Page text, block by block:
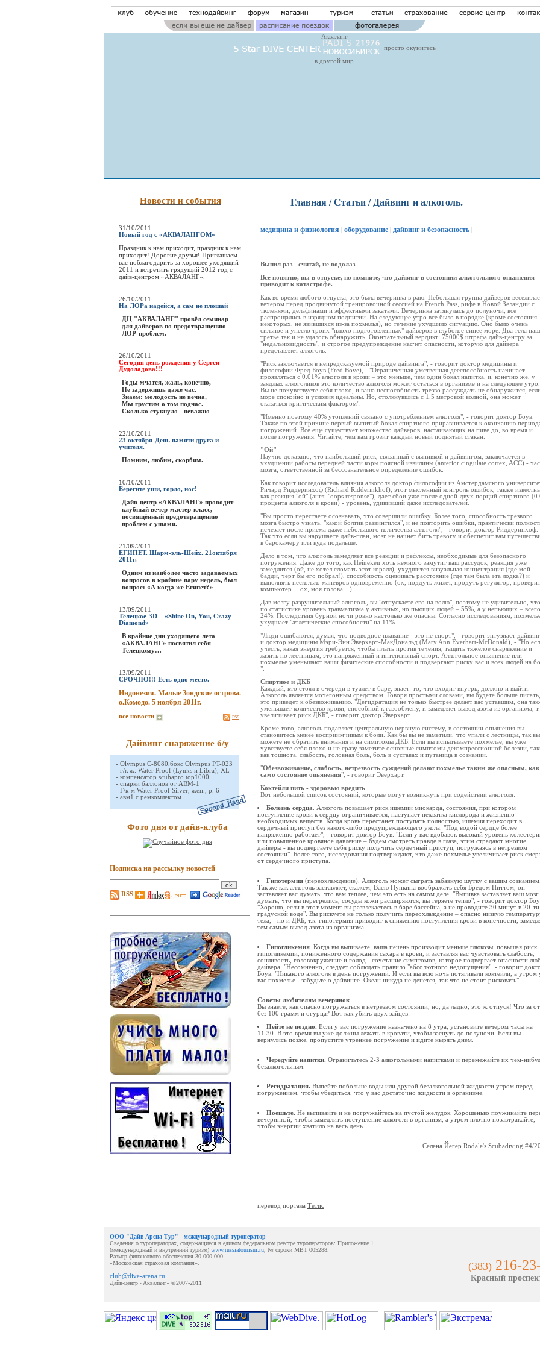
Акваланг
просто окунитесь
в другой мир
Новости и события
31/10/2011
Новый год с «АКВАЛАНГОМ»
Праздник к нам приходит, праздник к нам
приходит! Дорогие друзья! Приглашаем
вас поблагодарить за хорошее уходящий
2011 и встретить грядущий 2012 год с
дайв-центром «АКВАЛАНГ».
26/10/2011
На ЛОРа надейся, а сам не плошай
ДЦ "АКВАЛАНГ" провёл семинар
для дайверов по предотвращению
ЛОР-проблем.
26/10/2011
Сегодня день рождения у Сергея
Дудоладова!!!
Годы мчатся, жаль, конечно,
Не задержишь даже час.
Знаем: молодость не вечна,
Мы грустим о том подчас.
Сколько стукнуло - неважно
22/10/2011
23 октября-День памяти друга и
учителя.
Помним, любим, скорбим.
10/10/2011
Берегите уши, горло, нос!
Дайв-центр «АКВАЛАНГ» проводит
клубный вечер-мастер-класс,
посвящённый предотвращению
проблем с ушами.
21/09/2011
ЕГИПЕТ. Шарм-эль-Шейх. 21октября
2011г.
Одним из наиболее часто задаваемых
вопросов в крайние пару недель, был
вопрос: «А когда же Египет?»
13/09/2011
Телецкое-3D – «Shine On, You, Crazy
Diamond»
В крайние дни уходящего лета
«АКВАЛАНГ» посвятил себя
Телецкому…
13/09/2011
СРОЧНО!!! Есть одно место.
Индонезия. Малые Зондские острова.
о.Комодо. 5 ноября 2011г.
все новости rss
Дайвинг снаряжение б/у
- Olympus C-8080,бокс Olympus PT-023
- г/к ж. Water Proof (Lynks и Libra), XL
- компенсатор scubapro top1000
- спарки баллонов от АВМ-1
- Г/к-м Water Proof Silver, жен., р. 6
- авм1 с ремкомлектом
Фото дня от дайв-клуба
Подписка на рассылку новостей
RSS
Главная /Статьи / Дайвинг и алкоголь.
медицина и физиология оборудование дайвинг и безопасность
Выпил раз - считай, не водолаз
Все понятно, вы в отпуске, но помните, что дайвинг в состоянии алкогольного опьянения
приводит к катастрофе.
Как во время любого отпуска, это была вечеринка в раю. Небольшая группа дайверов
вечером перед продвинутой тренировочной сессией на French Pass, рифе в Новой Зеландии с
тюленями, дельфинами и эффектными закатами. Вечеринка затянулась до полуночи, все
распрощались в изрядном подпитии. На следующее утро все было в порядке (кроме состояния
некоторых, не явившихся из-за похмелья), но течение ухудшило ситуацию. Оно было очень
сильное и унесло троих "плохо подготовленных" дайверов в глубокое синее море. Два тела
третье так и не удалось обнаружить. Окончательный вердикт: 75000$ штрафа дайв-центру за
"недальновидность", и строгое предупреждение насчет опасности, которую для дайвера
представляет алкоголь.
"Риск заключается в непредсказуемой природе дайвинга", - говорит доктор медицины и
философии Фред Боув (Fred Bove), - "Ограниченная умственная дееспособность начинает
проявляться с 0.01% алкоголя в крови – это меньше, чем один бокал напитка, и, конечно же, у
заядлых алкоголиков это количество алкоголя может остаться в организме и на следующее утро.
Вы не почувствуете себя плохо, и ваша неспособность трезво рассуждать не обнаружится,
море спокойно и условия идеальны. Но, столкнувшись с 1.5 метровой волной, она может
оказаться критическим фактором".
"Именно поэтому 40% утоплений связано с употреблением алкоголя", - говорит доктор Боув.
Также по этой причине первый выпитый бокал спиртного приравнивается к окончанию
погружений. Все еще существует множество дайверов, настаивающих на пиве до, во время и
после погружения. Читайте, чем вам грозит каждый новый поднятый стакан.
"Ой"
Научно доказано, что наибольший риск, связанный с выпивкой и дайвингом, заключается в
ухудшении работы передней части коры поясной извилины (anterior cingulate cortex, ACC) -
мозга, ответственной за бессознательное определение ошибок.
Как говорит исследователь влияния алкоголя доктор философии из Амстердамского
Ричард Риддеринхоф (Richard Ridderinkhof), этот мысленный контроль ошибок, также
как реакция "ой" (англ. "oops response"), дает сбои уже после одной-двух порций спиртного
процента алкоголя в крови) - уровень, удививший даже исследователей.
"Вы просто перестаете осознавать, что совершили ошибку. Более того, способность трезвого
мозга быстро узнать, "какой болтик развинтился", и не повторить ошибки, практически
исчезает после приема даже небольшого количества алкоголя", - говорит доктор Риддеринхоф.
Так что если вы нарушаете дайв-план, мозг не начнет бить тревогу и обеспечит вам
в барокамеру или куда подальше.
Дело в том, что алкоголь замедляет все реакции и рефлексы, необходимые для безопасного
погружения. Даже до того, как Heineken хоть немного замутит ваш рассудок, реакция уже
замедлится (ой, не хотел сломать этот коралл), ухудшится визуальная концентрация (где мой
бадди, черт бы его побрал!), способность оценивать расстояние (где там была эта лодка?) и
выполнять несколько маневров одновременно (ох, поддуть жилет, продуть регулятор,
компьютер… ох, моя голова…).
Дав мозгу разрушительный алкоголь, вы "отпускаете его на волю", поэтому не удивительно, что
по статистике уровень травматизма у активных, но пьющих людей – 55%, а у непьющих – всего
24%. Последствия бурной ночи ровно настолько же опасны. Согласно исследованиям,
ухудшает "атлетические способности" на 11%.
"Люди ошибаются, думая, что подводное плавание - это не спорт", - говорит энтузиаст
и доктор медицины Мэри-Энн Эверхарт-МакДональд (Mary Ann Everhart-McDonald), - "Но
учесть, какая энергия требуется, чтобы плыть против течения, тащить тяжелое снаряжение и
лазить по лестницам, это напряженный и интенсивный спорт. Алкогольное опьянение или
похмелье уменьшают ваши физические способности и подвергают риску вас и всех людей на
".
Спиртное и ДКБ
Каждый, кто стоял в очереди в туалет в баре, знает: то, что входит внутрь, должно и выйти.
Алкоголь является мочегонным средством. Говоря простыми словами, вы будете больше
это приведет к обезвоживанию. "Дегидратация не только быстрее делает вас уставшим, она
уменьшает количество крови, способной к газообмену, и замедляет вывод азота из организма,
увеличивает риск ДКБ", - говорит доктор Эверхарт.
Кроме того, алкоголь подавляет центральную нервную систему, в состоянии опьянения вы
становитесь менее восприимчивым к боли. Как бы вы не заметили, что упали с лестницы, так вы
можете не обратить внимания и на симптомы ДКБ. Если вы испытываете похмелье, вы уже
чувствуете себя плохо и не сразу заметите основные симптомы декомпрессионной болезни,
как тошнота, слабость, головная боль, боль в суставах и путаница в сознании.
"Обезвоживание, слабость, нетрезвость суждений делают похмелье таким же опасным,
само состояние опьянения", - говорит Эверхарт.
Коктейли пить - здоровью вредить
Вот небольшой список состояний, которые могут возникнуть при содействии алкоголя:
Болезнь сердца . Алкоголь повышает риск ишемии миокарда, состояния, при котором
поступление крови к сердцу ограничивается, наступает нехватка кислорода и жизненно
необходимых веществ. Когда кровь перестанет поступать полностью, ишемия переходит в
сердечный приступ без какого-либо предупреждающего укола. "Под водой сердце более
напряженно работает", - говорит доктор Боув. "Если у вас вдобавок высокий уровень
или повышенное кровяное давление – будем смотреть правде в глаза, этим страдают многие
дайверы - вы подвергаете себя риску получить сердечный приступ, погружаясь в нетрезвом
состоянии". Более того, исследования подтверждают, что даже похмелье увеличивает риск
от сердечного приступа.
Гипотермия (переохлаждение). Алкоголь может сыграть забавную шутку с вашим сознанием.
Так же как алкоголь заставляет, скажем, Васю Пупкина воображать себя Бредом Питтом, он
заставляет вас думать, что вам теплее, чем это есть на самом деле. "Выпивка заставляет ваш мозг
думать, что вы перегрелись, сосуды кожи расширяются, вы теряете тепло", - говорит доктор
"Хорошо, если в этот момент вы развлекаетесь в баре бассейна, а не проводите 30 минут в 20-ти
градусной воде". Вы рискуете не только получить переохлаждение – опасно низкую
тела, - но и ДКБ, т.к. гипотермия приводит к снижению поступления крови в конечности,
тем самым вывод азота из организма.
Гипогликемия. Когда вы выпиваете, ваша печень производит меньше глюкозы, повышая риск
гипогликемии, пониженного содержания сахара в крови, и заставляя вас чувствовать слабость,
сонливость, головокружение и голод - сочетание симптомов, которое подвергает опасности
дайвера. "Несомненно, следует соблюдать правило "абсолютного недопущения", - говорит
Боув. "Никакого алкоголя в день погружений. И если вы всю ночь потягивали коктейли, а утром
вас похмелье - забудьте о дайвинге. Океан никуда не денется, так что не стоит рисковать".
Советы любителям вечеринок
Вы знаете, как опасно погружаться в нетрезвом состоянии, но, да ладно, это ж отпуск! Что за
без 100 грамм и огурца? Вот как убить двух зайцев:
Пейте не поздно. Если у вас погружение назначено на 8 утра, установите вечером часы на
11.30. В это время вы уже должны лежать в кровати, чтобы заснуть до полуночи. Если вы
вернулись позже, пропустите утреннее погружение и идите нырять днем.
Чередуйте напитки. Ограничьтесь 2-3 алкогольными напитками и перемежайте их чем-
безалкогольным.
Регидратация. Выпейте побольше воды или другой безалкогольной жидкости утром перед
погружением, чтобы убедиться, что у вас достаточно жидкости в организме.
Поешьте. Не выпивайте и не погружайтесь на пустой желудок. Хорошенько поужинайте
вечеринкой, чтобы замедлить поступление алкоголя в организм, а утром плотно позавтракайте,
чтобы энергии хватило на весь день.
Селена Йегер Rodale's Scubadiving #4/
перевод портала Тетис
ООО "Дайв-Арена Тур" - международный туроператор
Сведения о туроператорах, содержащиеся в едином федеральном реестре туроператоров: Приложение 1
(международный и внутренний туризм) www.russiatourism.ru , № строки MBT 005288.
Размер финансового обеспечения 30 000 000.
«Московская страховая компания».
club@dive-arena.ru
Дайв-центр «Акваланг» ©2007-2011
(383) 216-
Красный